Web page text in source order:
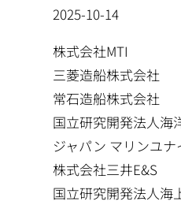
2025-10-14
株式会社MTI
三菱造船株式会社
常石造船株式会社
国立研究開発法人海
ジャパン マリンユ
株式会社三井E&S
国立研究開発法人海